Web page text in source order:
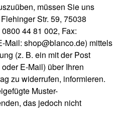
müssen Sie uns
Str. 59, 75038
44 81 002, Fax:
Mail: shop@blanco.de) mittels
(z. B. ein mit der Post
E-Mail) über Ihren
zu widerrufen, informieren.
Muster-
das jedoch nicht